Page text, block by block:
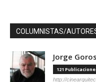
COLUMNISTAS/
Jorge
121
http://